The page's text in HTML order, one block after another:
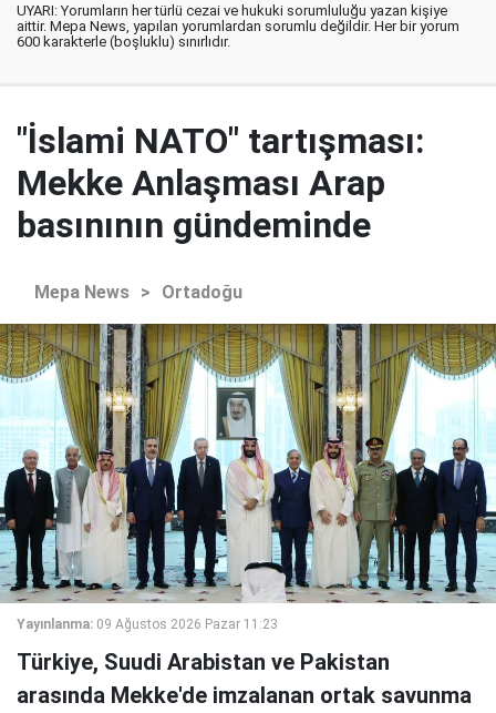
UYARI: Yorumların her türlü cezai ve hukuki sorumluluğu yazan kişiye
aittir. Mepa News, yapılan yorumlardan sorumlu değildir. Her bir yorum
600 karakterle (boşluklu) sınırlıdır.
"İslami NATO" tartışması:
Mekke Anlaşması Arap
basınının gündeminde
Mepa News > Ortadoğu
Yayınlanma: 09 Ağustos 2026 Pazar 11:23
Türkiye, Suudi Arabistan ve Pakistan
arasında Mekke'de imzalanan ortak savunma